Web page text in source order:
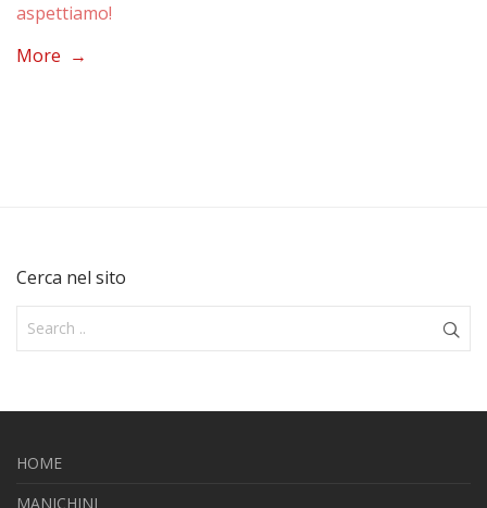
aspettiamo!
More →
Cerca nel sito
HOME
MANICHINI